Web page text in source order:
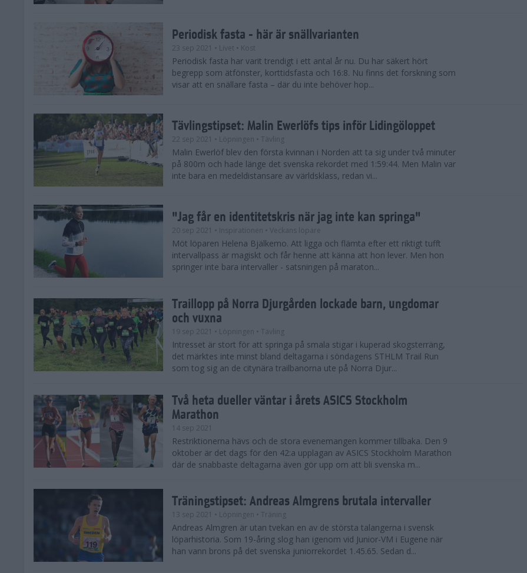
Periodisk fasta - här är snällvarianten
23 sep 2021 • Livet • Kost
Periodisk fasta har varit trendigt i ett antal år nu. Du har säkert hört
begrepp som ätfönster, korttidsfasta och 16:8. Nu finns det forskning som
visar att en snällare fasta – där du inte behöver hop...
Tävlingstipset: Malin Ewerlöfs tips inför Lidingöloppet
22 sep 2021 • Löpningen • Tävling
Malin Ewerlöf blev den första kvinnan i Norden att ta sig under två minuter
på 800m och hade länge det svenska rekordet med 1:59:44. Men Malin var
inte bara en medeldistansare av världsklass, redan vi...
"Jag får en identitetskris när jag inte kan springa"
20 sep 2021 • Inspirationen • Veckans löpare
Möt löparen Helena Bjälkemo. Att ligga och flämta efter ett riktigt tufft
intervallpass är magiskt och får henne att känna att hon lever. Men hon
springer inte bara intervaller - satsningen på maraton...
Traillopp på Norra Djurgården lockade barn, ungdomar
och vuxna
19 sep 2021 • Löpningen • Tävling
Intresset är stort för att springa på smala stigar i kuperad skogsterräng,
det märktes inte minst bland deltagarna i söndagens STHLM Trail Run
som tog sig an de citynära trailbanorna ute på Norra Djur...
Två heta dueller väntar i årets ASICS Stockholm
Marathon
14 sep 2021
Restriktionerna hävs och de stora evenemangen kommer tillbaka. Den 9
oktober är det dags för den 42:a upplagan av ASICS Stockholm Marathon
där de snabbaste deltagarna även gör upp om att bli svenska m...
Träningstipset: Andreas Almgrens brutala intervaller
13 sep 2021 • Löpningen • Träning
Andreas Almgren är utan tvekan en av de största talangerna i svensk
löparhistoria. Som 19-åring slog han igenom vid Junior-VM i Eugene när
han vann brons på det svenska juniorrekordet 1.45.65. Sedan d...